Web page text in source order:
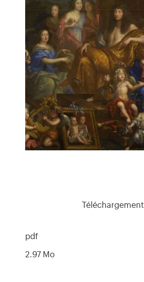
Téléchargement
pdf
2.97 Mo